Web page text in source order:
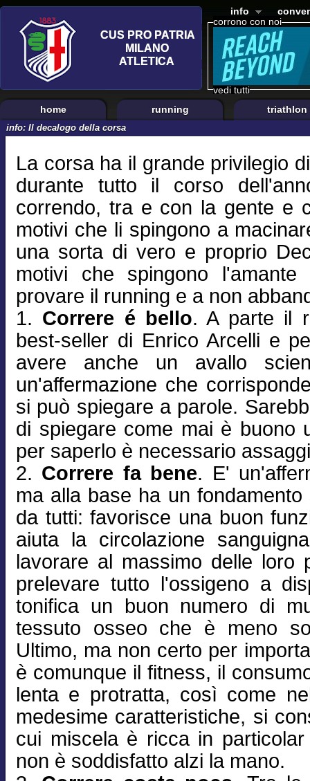
corrono con noi
vedi tutti
info
home running triathlon
info: Il decalogo della corsa
La corsa ha il grande privilegio
durante tutto il corso
correndo, tra e con la gente e
motivi che li spingono a
una sorta di vero e proprio
motivi che spingono
provare il running e a non
1. Correre é bello. A parte il
best-seller di Enrico Arcelli e
avere anche un avallo
un'affermazione che
si può spiegare a parole.
di spiegare come mai è buono
per saperlo è necessario
2. Correre fa bene. E'
ma alla base ha un
da tutti: favorisce una buon
aiuta la circolazione
lavorare al massimo delle loro
prelevare tutto l'ossigeno a
tonifica un buon numero di
tessuto osseo che è meno
Ultimo, ma non certo per
è comunque il fitness, il
lenta e protratta, così come
medesime caratteristiche, si
cui miscela è ricca in
non è soddisfatto alzi la mano.